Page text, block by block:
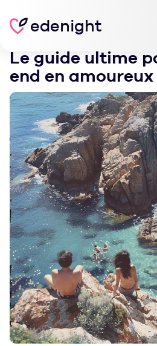
edenight
Le guide ultime
end en amoureux